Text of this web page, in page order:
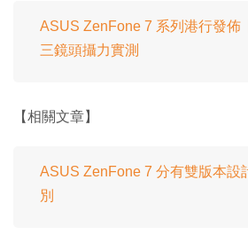
ASUS ZenFone 7 系列港行發佈
三鏡頭攝力實測
【相關文章】
ASUS ZenFone 7 分有雙版本設
別